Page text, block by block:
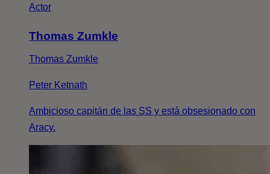
Actor
Thomas Zumkle
Thomas Zumkle
Peter Ketnath
Ambicioso capitán de las SS y está obsesionado con
Aracy.